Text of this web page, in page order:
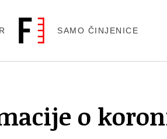
SAMO ČINJENICE
o